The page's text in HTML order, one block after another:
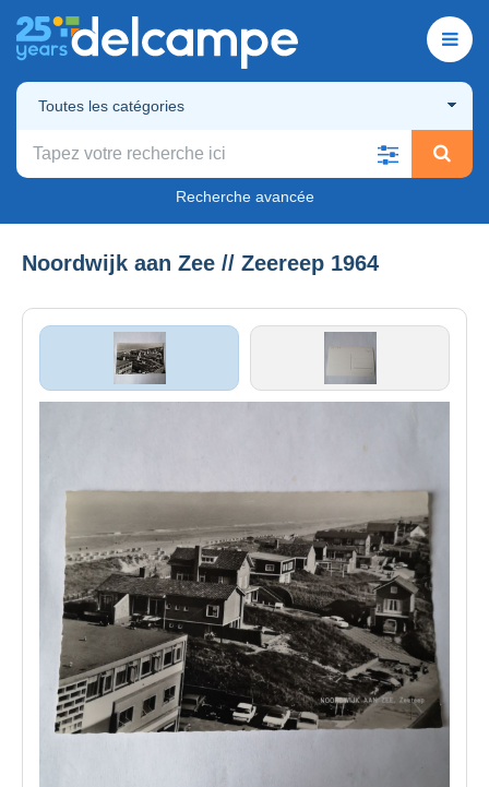
Toutes les catégories
Recherche avancée
Noordwijk aan Zee // Zeereep 1964